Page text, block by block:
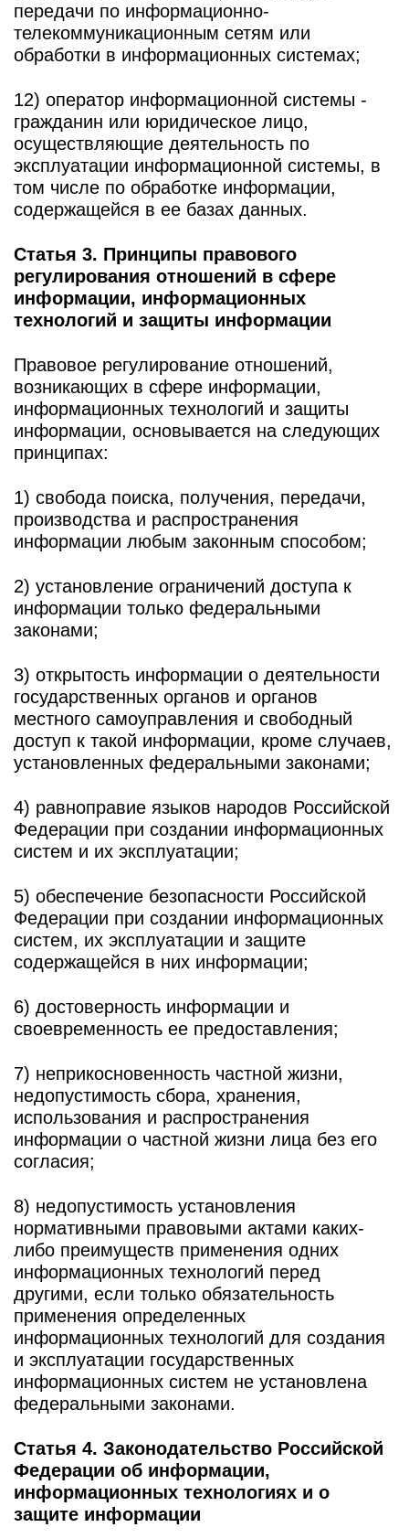
передачи по информационно-
телекоммуникационным сетям или
обработки в информационных системах;
12) оператор информационной системы -
гражданин или юридическое лицо,
осуществляющие деятельность по
эксплуатации информационной системы, в
том числе по обработке информации,
содержащейся в ее базах данных.
Статья 3. Принципы правового
регулирования отношений в сфере
информации, информационных
технологий и защиты информации
Правовое регулирование отношений,
возникающих в сфере информации,
информационных технологий и защиты
информации, основывается на следующих
принципах:
1) свобода поиска, получения, передачи,
производства и распространения
информации любым законным способом;
2) установление ограничений доступа к
информации только федеральными
законами;
3) открытость информации о деятельности
государственных органов и органов
местного самоуправления и свободный
доступ к такой информации, кроме случаев,
установленных федеральными законами;
4) равноправие языков народов Российской
Федерации при создании информационных
систем и их эксплуатации;
5) обеспечение безопасности Российской
Федерации при создании информационных
систем, их эксплуатации и защите
содержащейся в них информации;
6) достоверность информации и
своевременность ее предоставления;
7) неприкосновенность частной жизни,
недопустимость сбора, хранения,
использования и распространения
информации о частной жизни лица без его
согласия;
8) недопустимость установления
нормативными правовыми актами каких-
либо преимуществ применения одних
информационных технологий перед
другими, если только обязательность
применения определенных
информационных технологий для создания
и эксплуатации государственных
информационных систем не установлена
федеральными законами.
Статья 4. Законодательство Российской
Федерации об информации,
информационных технологиях и о
защите информации